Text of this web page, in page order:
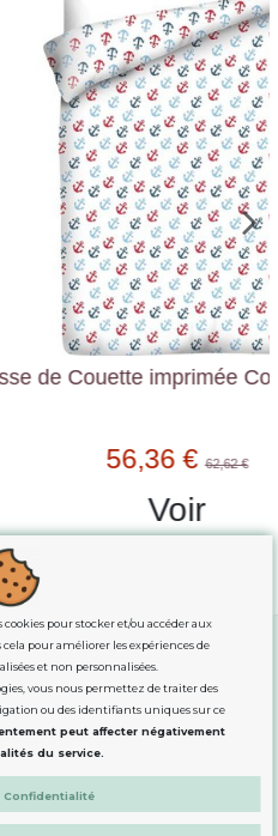
Coton ANCRES
pour stocker et/ou accéder aux
pour améliorer les expériences de
et non personnalisées.
vous nous permettez de traiter des
ou des identifiants uniques sur ce
peut affecter négativement
du service.
Confidentialité